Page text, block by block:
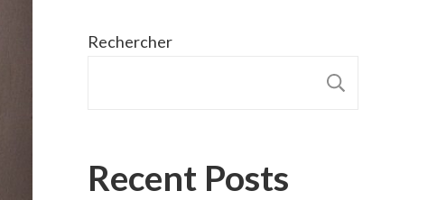
Rechercher
Recent Posts